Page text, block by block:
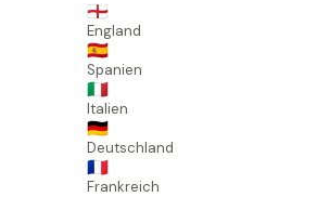
🏴󠁧󠁢󠁥󠁮󠁧󠁿
England
🇪🇸
Spanien
🇮🇹
Italien
🇩🇪
Deutschland
🇫🇷
Frankreich